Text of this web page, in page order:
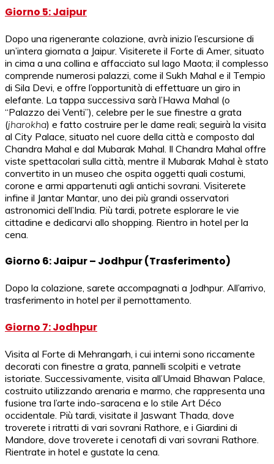
Giorno 5: Jaipur
Dopo una rigenerante colazione, avrà inizio l’escursione di
un’intera giornata a Jaipur. Visiterete il Forte di Amer, situato
in cima a una collina e affacciato sul lago Maota; il complesso
comprende numerosi palazzi, come il Sukh Mahal e il Tempio
di Sila Devi, e offre l’opportunità di effettuare un giro in
elefante. La tappa successiva sarà l’Hawa Mahal (o
“Palazzo dei Venti”), celebre per le sue finestre a grata
(jharokha) e fatto costruire per le dame reali; seguirà la visita
al City Palace, situato nel cuore della città e composto dal
Chandra Mahal e dal Mubarak Mahal. Il Chandra Mahal offre
viste spettacolari sulla città, mentre il Mubarak Mahal è stato
convertito in un museo che ospita oggetti quali costumi,
corone e armi appartenuti agli antichi sovrani. Visiterete
infine il Jantar Mantar, uno dei più grandi osservatori
astronomici dell’India. Più tardi, potrete esplorare le vie
cittadine e dedicarvi allo shopping. Rientro in hotel per la
cena.
Giorno 6: Jaipur – Jodhpur (Trasferimento)
Dopo la colazione, sarete accompagnati a Jodhpur. All’arrivo,
trasferimento in hotel per il pernottamento.
Giorno 7: Jodhpur
Visita al Forte di Mehrangarh, i cui interni sono riccamente
decorati con finestre a grata, pannelli scolpiti e vetrate
istoriate. Successivamente, visita all’Umaid Bhawan Palace,
costruito utilizzando arenaria e marmo, che rappresenta una
fusione tra l’arte indo-saracena e lo stile Art Déco
occidentale. Più tardi, visitate il Jaswant Thada, dove
troverete i ritratti di vari sovrani Rathore, e i Giardini di
Mandore, dove troverete i cenotafi di vari sovrani Rathore.
Rientrate in hotel e gustate la cena.